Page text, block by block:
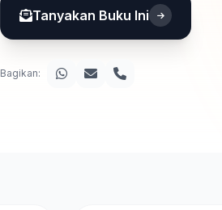
Tanyakan Buku Ini
Bagikan: